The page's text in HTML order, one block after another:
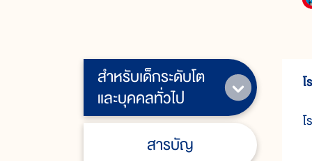
สำหรับเด็กระดับโต
และบุคคลทั่วไป
สารบัญ